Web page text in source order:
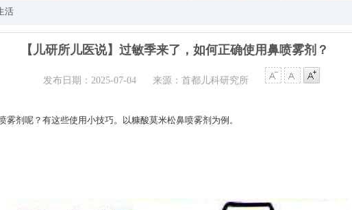
活
【儿研所儿医说】过敏季来了，如何正确使用鼻喷雾剂？
发布日期：2025-07-04 来源：首都儿科研究所
雾剂呢？有这些使用小技巧。以糠酸莫米松鼻喷雾剂为例。